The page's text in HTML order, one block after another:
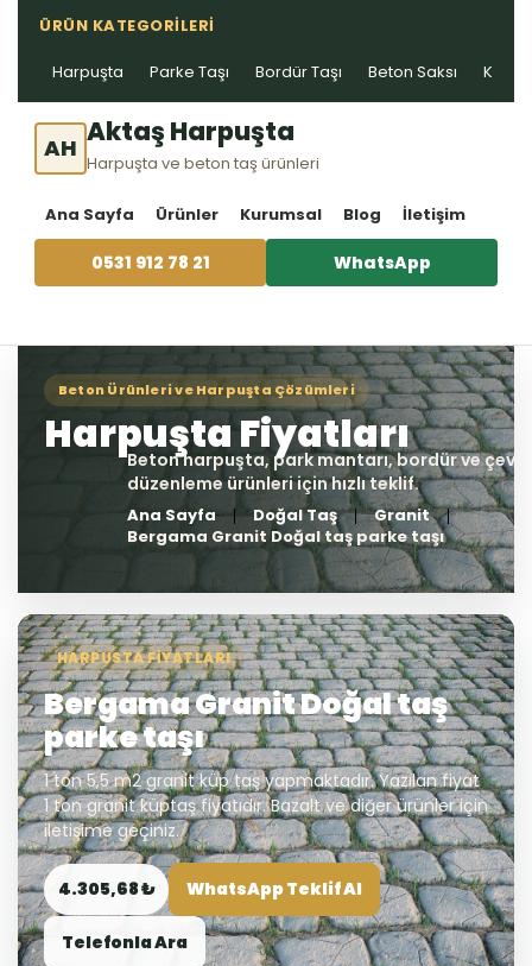
ÜRÜN KATEGORILERI
Harpuşta Parke Taşı Bordür Taşı Beton Saksı Kablo
AH Aktaş Harpuşta
Harpuşta ve beton taş ürünleri
Ana Sayfa Ürünler Kurumsal Blog İletişim
0531 912 78 21 WhatsApp
Ana Sayfa Doğal Taş
Granit
Bergama Granit Doğal taş parke taşı
HARPUSTA FIYATLARI
Bergama Granit Doğal taş
parke taşı
1 ton 5,5 m2 granit küp taş yapmaktadır. Yazılan fiyat
1 ton granit küptaş fiyatıdır. Bazalt ve diğer ürünler için
iletişime geçiniz.
4.305,68 ₺ WhatsApp Teklif Al
Telefonla Ara